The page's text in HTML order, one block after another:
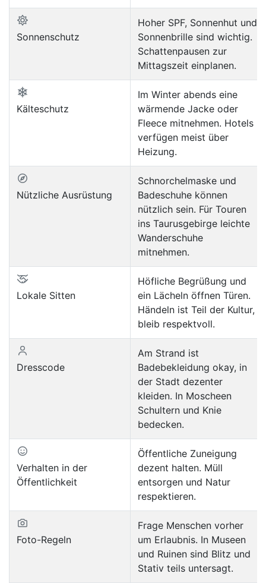
Sonnenschutz
Hoher SPF, Sonnenhut und
Sonnenbrille sind wichtig.
Schattenpausen zur
Mittagszeit einplanen.
Kälteschutz
Im Winter abends eine
wärmende Jacke oder
Fleece mitnehmen. Hotels
verfügen meist über
Heizung.
Nützliche Ausrüstung
Schnorchelmaske und
Badeschuhe können
nützlich sein. Für Touren
ins Taurusgebirge leichte
Wanderschuhe
mitnehmen.
Lokale Sitten
Höfliche Begrüßung und
ein Lächeln öffnen Türen.
Händeln ist Teil der Kultur,
bleib respektvoll.
Dresscode
Am Strand ist
Badebekleidung okay, in
der Stadt dezenter
kleiden. In Moscheen
Schultern und Knie
bedecken.
Verhalten in der
Öffentlichkeit
Öffentliche Zuneigung
dezent halten. Müll
entsorgen und Natur
respektieren.
Foto-Regeln
Frage Menschen vorher
um Erlaubnis. In Museen
und Ruinen sind Blitz und
Stativ teils untersagt.